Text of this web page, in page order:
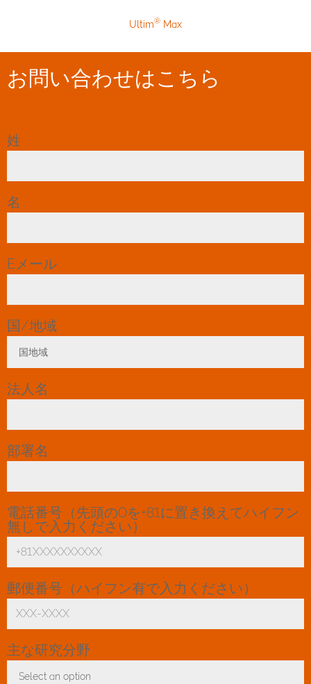
Ultim® Max
お問い合わせはこちら
姓
名
Eメール
国/地域
国地域
法人名
部署名
電話番号（先頭の0を+81に置き換えてハイフン
無しで入力ください）
郵便番号（ハイフン有で入力ください）
主な研究分野
Select an option